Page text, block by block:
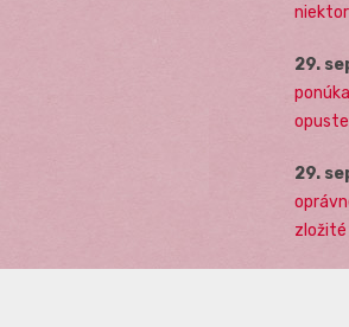
29.
29.
zložité